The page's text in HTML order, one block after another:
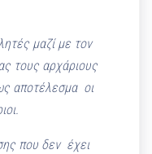
μαζί με τον
τους αρχάριους
αποτέλεσμα οι
που δεν έχει